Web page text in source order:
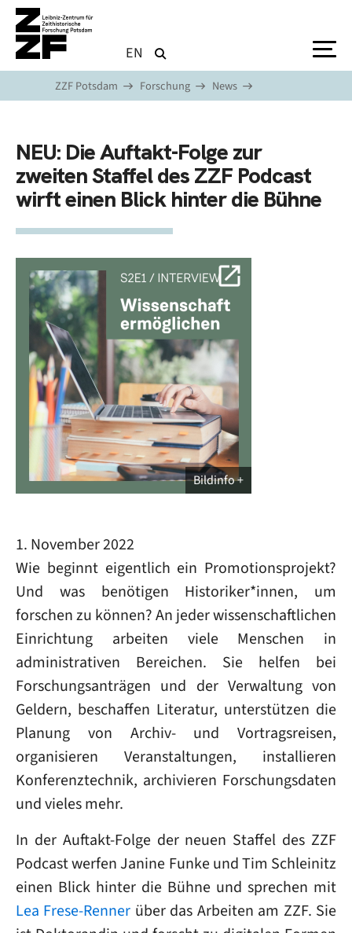
Direkt zum Inhalt
EN
ZZF Potsdam Forschung News
NEU: Die Auftakt-Folge zur
zweiten Staffel des ZZF Podcast
wirft einen Blick hinter die Bühne
Bildinfo
1. November 2022
Wie beginnt eigentlich ein Promotionsprojekt?
Und was benötigen Historiker*innen, um
forschen zu können? An jeder wissenschaftlichen
Einrichtung arbeiten viele Menschen in
administrativen Bereichen. Sie helfen bei
Forschungsanträgen und der Verwaltung von
Geldern, beschaffen Literatur, unterstützen die
Planung von Archiv- und Vortragsreisen,
organisieren Veranstaltungen, installieren
Konferenztechnik, archivieren Forschungsdaten
und vieles mehr.
In der Auftakt-Folge der neuen Staffel des ZZF
Podcast werfen Janine Funke und Tim Schleinitz
einen Blick hinter die Bühne und sprechen mit
Lea Frese-Renner über das Arbeiten am ZZF. Sie